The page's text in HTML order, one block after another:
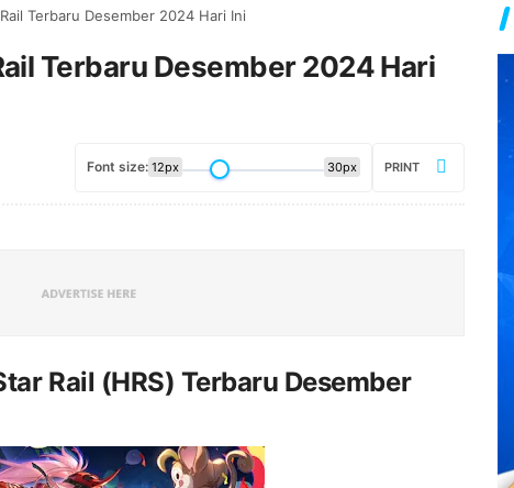
Terbaru Desember 2024 Hari Ini
Terbaru Desember 2024 Hari
Font size: 12px 30px PRINT
Rail (HRS) Terbaru Desember